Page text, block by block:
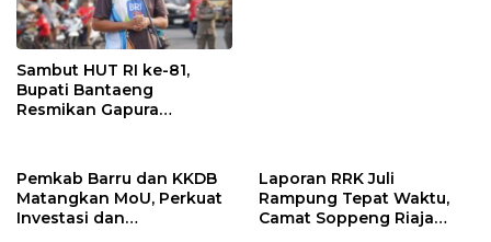
Sambut HUT RI ke-81,
Bupati Bantaeng
Resmikan Gapura
Pemkab Barru dan KKDB
Matangkan MoU, Perkuat
Investasi dan
Laporan RRK Juli
Rampung Tepat Waktu,
Camat Soppeng Riaja